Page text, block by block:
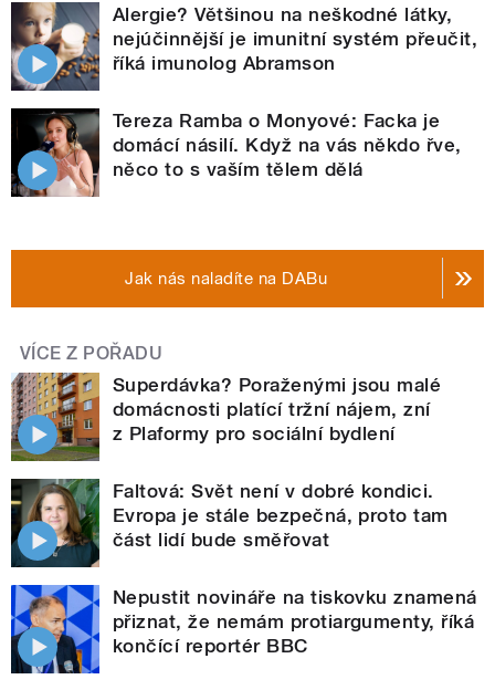
Alergie? Většinou na neškodné látky,
nejúčinnější je imunitní systém přeučit,
říká imunolog Abramson
Tereza Ramba o Monyové: Facka je
domácí násilí. Když na vás někdo řve,
něco to s vaším tělem dělá
Jak nás naladíte na DABu
VÍCE Z POŘADU
Superdávka? Poraženými jsou malé
domácnosti platící tržní nájem, zní
z Plaformy pro sociální bydlení
Faltová: Svět není v dobré kondici.
Evropa je stále bezpečná, proto tam
část lidí bude směřovat
Nepustit novináře na tiskovku znamená
přiznat, že nemám protiargumenty, říká
končící reportér BBC